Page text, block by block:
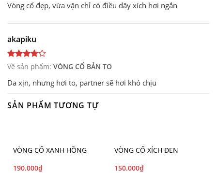
Vòng cổ đẹp, vừa vặn chỉ có điều dây xích hơi ngắn
akapiku
Về sản phẩm: VÒNG CỔ BẢN TO
Da xịn, nhưng hơi to, partner sẽ hơi khó chịu
SẢN PHẨM TƯƠNG TỰ
VÒNG CỔ XANH HỒNG
190.000₫
VÒNG CỔ XÍCH ĐEN
150.000₫